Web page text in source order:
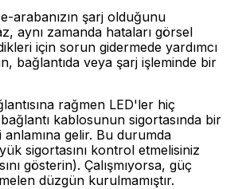
arabanızın şarj olduğunu
aynı zamanda hataları görsel
için sorun gidermede yardımcı
bağlantıda veya şarj işleminde bir
rağmen LED'ler hiç
kablosunun sigortasında bir
gelir. Bu durumda
yük sigortasını kontrol etmelisiniz
gösterin). Çalışmıyorsa, güç
düzgün kurulmamıştır.